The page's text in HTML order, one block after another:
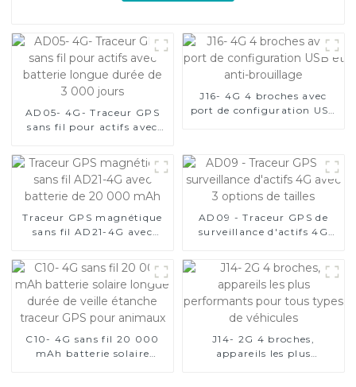
AD05- 4G- Traceur GPS
sans fil pour actifs avec
J16- 4G 4 broches avec
port de configuration USB
Traceur GPS magnétique
sans fil AD21-4G avec
AD09 - Traceur GPS de
surveillance d'actifs 4G
C10- 4G sans fil 20 000
mAh batterie solaire
J14- 2G 4 broches,
appareils les plus